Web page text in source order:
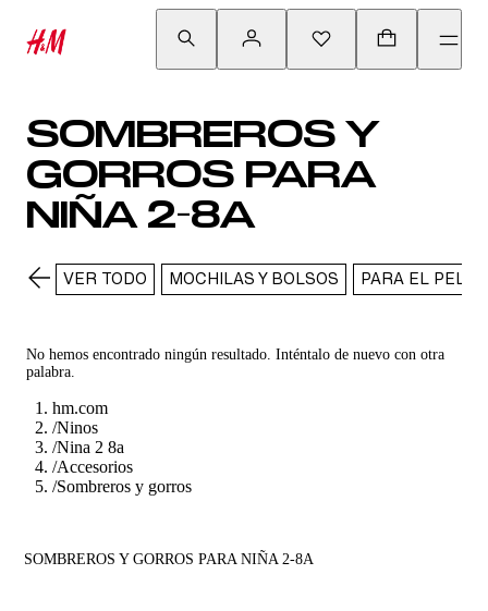
SOMBREROS Y
GORROS PARA
NIÑA 2-8A
VER TODO MOCHILAS Y BOLSOS PARA EL PELO
No hemos encontrado ningún resultado. Inténtalo de nuevo con otra
palabra.
hm.com
/Ninos
/Nina 2 8a
/Accesorios
/Sombreros y gorros
SOMBREROS Y GORROS PARA NIÑA 2-8A